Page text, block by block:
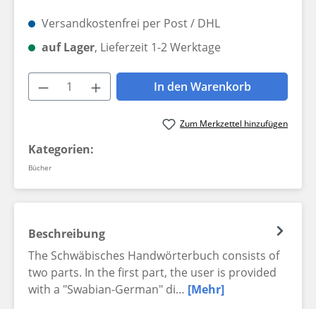
Versandkostenfrei per Post / DHL
auf Lager, Lieferzeit 1-2 Werktage
Produkt Anzahl: Gib den
In den Warenkorb
Zum Merkzettel hinzufügen
Kategorien:
Bücher
Beschreibung
The Schwäbisches Handwörterbuch consists of
two parts. In the first part, the user is provided
with a "Swabian-German" di… [Mehr]